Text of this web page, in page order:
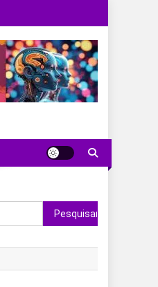
Pesquisar
por: